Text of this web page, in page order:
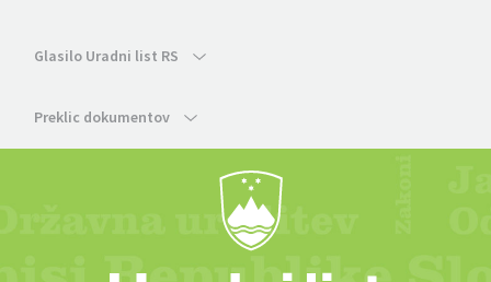
Glasilo Uradni list RS
Preklic dokumentov